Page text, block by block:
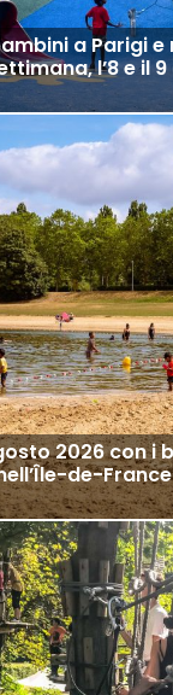
a Parigi e
l’8 e il
2026 con i
de-